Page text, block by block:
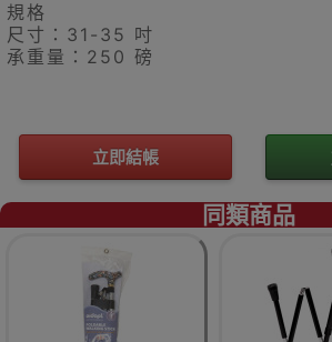
規格
尺寸：31-35 吋
承重量：250 磅
立即結帳
同類商品